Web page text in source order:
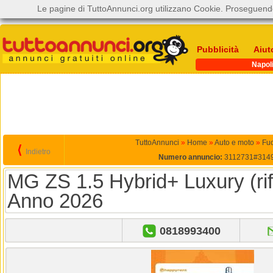
Pubblicità
Napoli
⟨ Indietro
TuttoAnnunci » Home » Auto e moto »
Numero annuncio:
MG ZS 1.5 Hybrid+ Luxury
Anno 2026
0818993400
Le pagine di TuttoAnnunci.org utilizzano Cookie.